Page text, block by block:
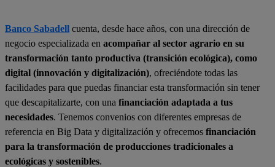
Banco Sabadell cuenta, desde hace años, con una dirección de
negocio especializada en acompañar al sector agrario en su
transformación tanto productiva (transición ecológica), como
digital (innovación y digitalización), ofreciéndote todas las
facilidades para ­que puedas financiar esta transformación sin tener
que descapitalizarte, con una financiación adaptada a tus
necesidades. Tenemos convenios con diferentes empresas de
referencia en Big Data y digitalización y ofrecemos ­ financiación
para la transformación de producciones tradicionales a
ecológicas y sostenibles.